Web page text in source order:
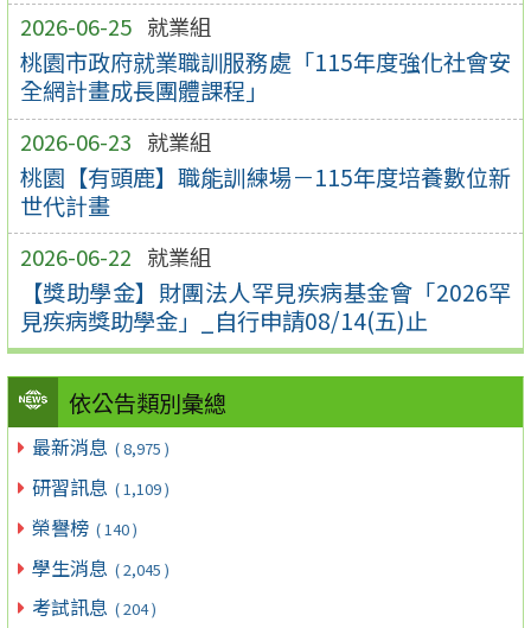
2026-06-25 就業組
桃園市政府就業職訓服務處「115年度強化社會安
全網計畫成長團體課程」
2026-06-23 就業組
桃園【有頭鹿】職能訓練場－115年度培養數位新
世代計畫
2026-06-22 就業組
【獎助學金】財團法人罕見疾病基金會「2026罕
見疾病獎助學金」_自行申請08/14(五)止
依公告類別彙總
最新消息 ( 8,975 )
研習訊息 ( 1,109 )
榮譽榜 ( 140 )
學生消息 ( 2,045 )
考試訊息 ( 204 )